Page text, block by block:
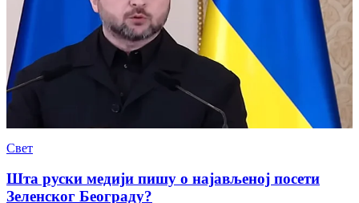
Свет
Шта руски медији пишу о најављеној посети
Зеленског Београду?